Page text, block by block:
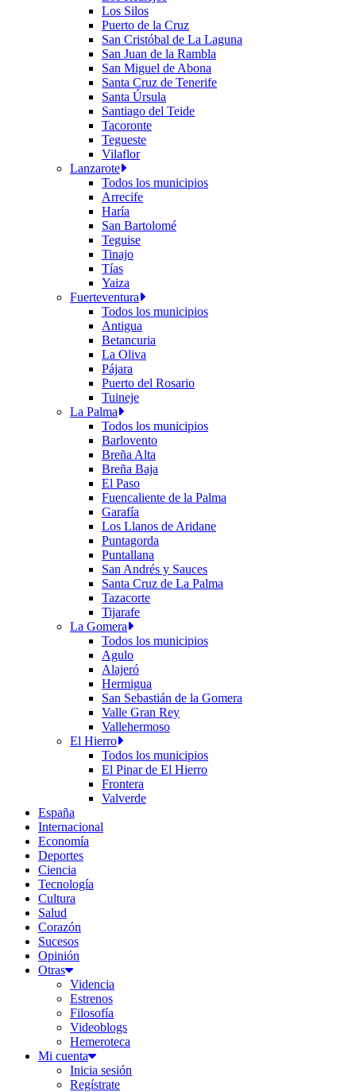
Los Silos
Puerto de la Cruz
San Cristóbal de La Laguna
San Juan de la Rambla
San Miguel de Abona
Santa Cruz de Tenerife
Santa Úrsula
Santiago del Teide
Tacoronte
Tegueste
Vilaflor
Lanzarote
Todos los municipios
Arrecife
Haría
San Bartolomé
Teguise
Tinajo
Tías
Yaiza
Fuerteventura
Todos los municipios
Antigua
Betancuria
La Oliva
Pájara
Puerto del Rosario
Tuineje
La Palma
Todos los municipios
Barlovento
Breña Alta
Breña Baja
El Paso
Fuencaliente de la Palma
Garafía
Los Llanos de Aridane
Puntagorda
Puntallana
San Andrés y Sauces
Santa Cruz de La Palma
Tazacorte
Tijarafe
La Gomera
Todos los municipios
Agulo
Alajeró
Hermigua
San Sebastián de la Gomera
Valle Gran Rey
Vallehermoso
El Hierro
Todos los municipios
El Pinar de El Hierro
Frontera
Valverde
España
Internacional
Economía
Deportes
Ciencia
Tecnología
Cultura
Salud
Corazón
Sucesos
Opinión
Otras
Videncia
Estrenos
Filosofía
Videoblogs
Hemeroteca
Mi cuenta
Inicia sesión
Regístrate